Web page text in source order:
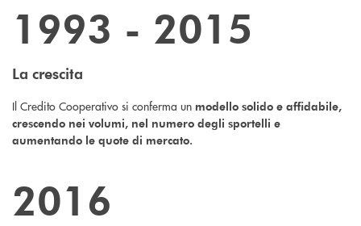
1993 - 2015
La crescita
Il Credito Cooperativo si conferma un modello solido e affidabile,
crescendo nei volumi, nel numero degli sportelli e
aumentando le quote di mercato.
2016